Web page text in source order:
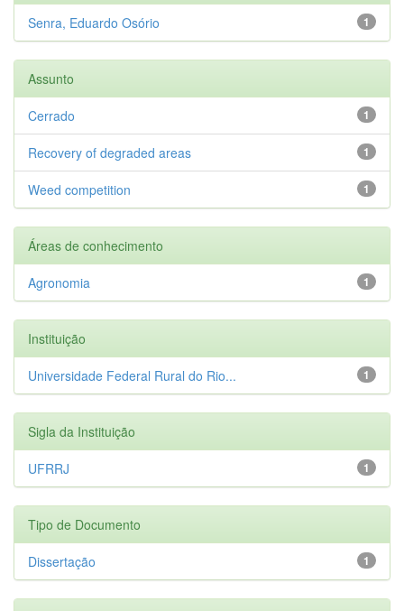
1
Senra, Eduardo Osório
Assunto
1
Cerrado
1
Recovery of degraded areas
1
Weed competition
Áreas de conhecimento
1
Agronomia
Instituição
1
Universidade Federal Rural do Rio...
Sigla da Instituição
1
UFRRJ
Tipo de Documento
1
Dissertação